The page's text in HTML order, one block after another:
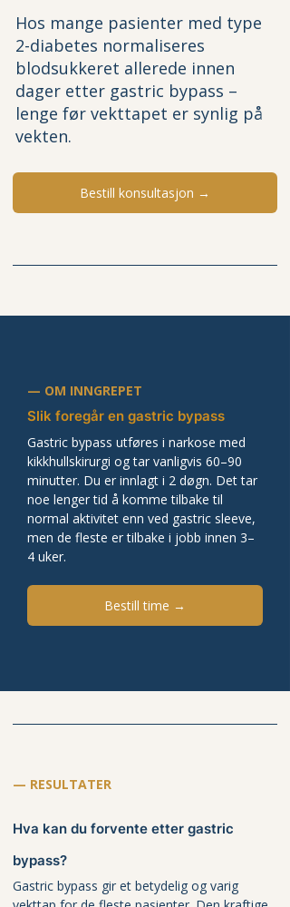
Hos mange pasienter med type
2-diabetes normaliseres
blodsukkeret allerede innen
dager etter gastric bypass –
lenge før vekttapet er synlig på
vekten.
Bestill konsultasjon →
— OM INNGREPET
Slik foregår en gastric bypass
Gastric bypass utføres i narkose med
kikkhullskirurgi og tar vanligvis 60–90
minutter. Du er innlagt i 2 døgn. Det tar
noe lenger tid å komme tilbake til
normal aktivitet enn ved gastric sleeve,
men de fleste er tilbake i jobb innen 3–
4 uker.
Bestill time →
— RESULTATER
Hva kan du forvente etter gastric
bypass?
Gastric bypass gir et betydelig og varig